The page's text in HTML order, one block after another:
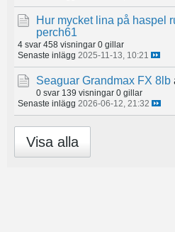
Hur mycket lina på haspel
perch61
4 svar 458 visningar 0 gillar
Senaste inlägg 2025-11-13, 10:21
Seaguar Grandmax FX 8lb
0 svar 139 visningar 0 gillar
Senaste inlägg 2026-06-12, 21:32
Visa alla